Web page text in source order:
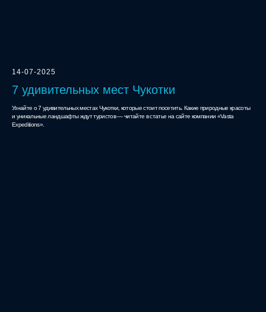
14-07-2025
7 удивительных мест Чукотки
Узнайте о 7 удивительных местах Чукотки, которые стоит посетить. Какие природные красоты
и уникальные ландшафты ждут туристов — читайте в статье на сайте компании «Vasta
Expeditions».